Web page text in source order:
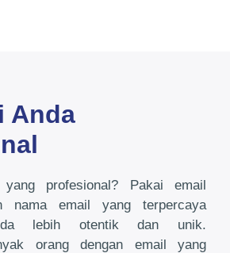
Anda
yang profesional? Pakai email
nama email yang terpercaya
lebih otentik dan unik.
orang dengan email yang